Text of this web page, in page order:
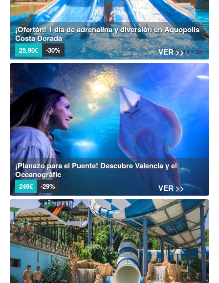
¡Ofertón! 1 día de adrenalina y diversión en Aquopolis
Costa Dorada
25,90€ -30% VER >>
¡Planazo para el Puente! Descubre Valencia y el
Oceanogràfic
249€ -29% VER >>